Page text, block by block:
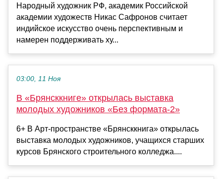
Народный художник РФ, академик Российской
академии художеств Никас Сафронов считает
индийское искусство очень перспективным и
намерен поддерживать ху...
03:00, 11 Ноя
В «Брянсккниге» открылась выставка
молодых художников «Без формата-2»
6+ В Арт-пространстве «Брянсккнига» открылась
выставка молодых художников, учащихся старших
курсов Брянского строительного колледжа....